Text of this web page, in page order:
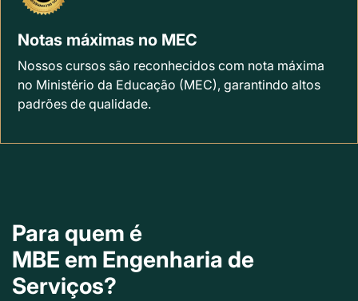
Notas máximas no MEC
Nossos cursos são reconhecidos com nota máxima
no Ministério da Educação (MEC), garantindo altos
padrões de qualidade.
Para quem é
MBE em Engenharia de
Serviços?